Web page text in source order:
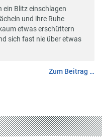
ein Blitz einschlagen
und ihre Ruhe
etwas erschüttern
sich fast nie über etwas
Zum Beitrag …